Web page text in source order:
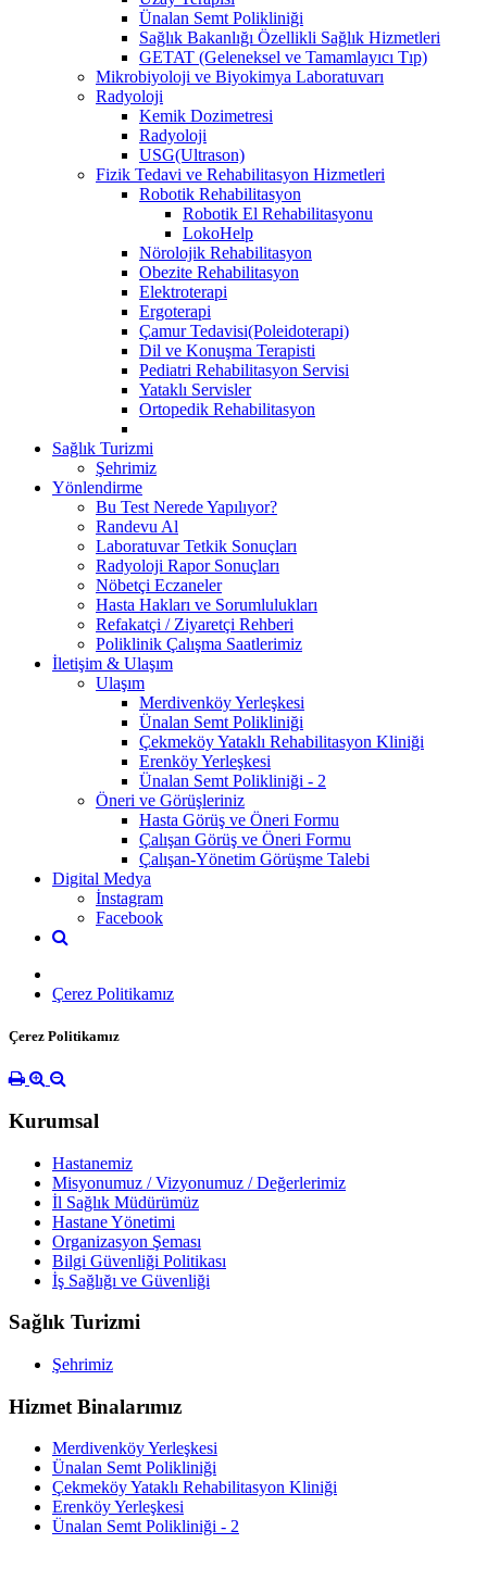
Ünalan Semt Polikliniği
Sağlık Bakanlığı Özellikli Sağlık Hizmetleri
GETAT (Geleneksel ve Tamamlayıcı Tıp)
Mikrobiyoloji ve Biyokimya Laboratuvarı
Radyoloji
Kemik Dozimetresi
Radyoloji
USG(Ultrason)
Fizik Tedavi ve Rehabilitasyon Hizmetleri
Robotik Rehabilitasyon
Robotik El Rehabilitasyonu
LokoHelp
Nörolojik Rehabilitasyon
Obezite Rehabilitasyon
Elektroterapi
Ergoterapi
Çamur Tedavisi(Poleidoterapi)
Dil ve Konuşma Terapisti
Pediatri Rehabilitasyon Servisi
Yataklı Servisler
Ortopedik Rehabilitasyon
Sağlık Turizmi
Şehrimiz
Yönlendirme
Bu Test Nerede Yapılıyor?
Randevu Al
Laboratuvar Tetkik Sonuçları
Radyoloji Rapor Sonuçları
Nöbetçi Eczaneler
Hasta Hakları ve Sorumlulukları
Refakatçi / Ziyaretçi Rehberi
Poliklinik Çalışma Saatlerimiz
İletişim & Ulaşım
Ulaşım
Merdivenköy Yerleşkesi
Ünalan Semt Polikliniği
Çekmeköy Yataklı Rehabilitasyon Kliniği
Erenköy Yerleşkesi
Ünalan Semt Polikliniği - 2
Öneri ve Görüşleriniz
Hasta Görüş ve Öneri Formu
Çalışan Görüş ve Öneri Formu
Çalışan-Yönetim Görüşme Talebi
Digital Medya
İnstagram
Facebook
Çerez Politikamız
Çerez Politikamız
Kurumsal
Hastanemiz
Misyonumuz / Vizyonumuz / Değerlerimiz
İl Sağlık Müdürümüz
Hastane Yönetimi
Organizasyon Şeması
Bilgi Güvenliği Politikası
İş Sağlığı ve Güvenliği
Sağlık Turizmi
Şehrimiz
Hizmet Binalarımız
Merdivenköy Yerleşkesi
Ünalan Semt Polikliniği
Çekmeköy Yataklı Rehabilitasyon Kliniği
Erenköy Yerleşkesi
Ünalan Semt Polikliniği - 2